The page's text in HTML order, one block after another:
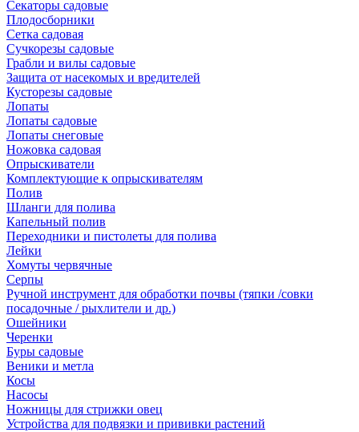
Секаторы садовые
Плодосборники
Сетка садовая
Сучкорезы садовые
Грабли и вилы садовые
Защита от насекомых и вредителей
Кусторезы садовые
Лопаты
Лопаты садовые
Лопаты снеговые
Ножовка садовая
Опрыскиватели
Комплектующие к опрыскивателям
Полив
Шланги для полива
Капельный полив
Переходники и пистолеты для полива
Лейки
Хомуты червячные
Серпы
Ручной инструмент для обработки почвы (тяпки /совки
посадочные / рыхлители и др.)
Ошейники
Черенки
Буры садовые
Веники и метла
Косы
Насосы
Ножницы для стрижки овец
Устройства для подвязки и прививки растений